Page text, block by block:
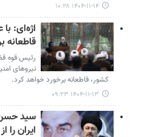
۱۴۰۴-۱۱-۱۴ ۱۰:۲۸
اژه‌ای:
قاطعانه
رئیس قوه
نیروهای
کشور، قاطعانه برخورد خواهد کرد.
۱۴۰۴-۱۱-۱۳ ۰۹:۲۳
سید حسن
ایران را